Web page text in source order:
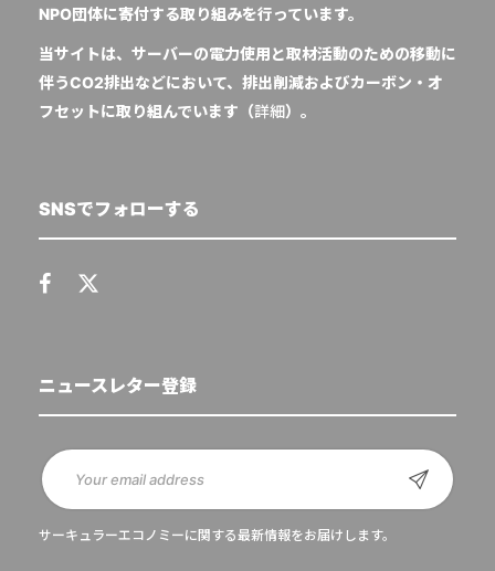
NPO団体に寄付する取り組みを行っています。
当サイトは、サーバーの電力使用と取材活動のための移動に
伴うCO2排出などにおいて、排出削減およびカーボン・オ
フセットに取り組んでいます（詳細）。
SNSでフォローする
ニュースレター登録
サーキュラーエコノミーに関する最新情報をお届けします。